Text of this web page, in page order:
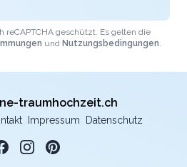
reCAPTCHA geschützt. Es gelten die
und Nutzungsbedingungen.
traumhochzeit.ch
Impressum Datenschutz